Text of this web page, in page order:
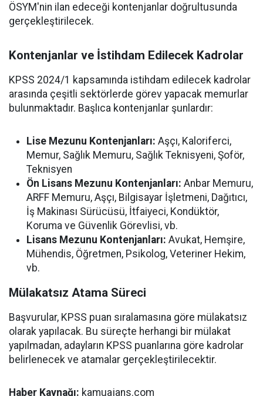
ÖSYM'nin ilan edeceği kontenjanlar doğrultusunda
gerçekleştirilecek.
Kontenjanlar ve İstihdam Edilecek Kadrolar
KPSS 2024/1 kapsamında istihdam edilecek kadrolar
arasında çeşitli sektörlerde görev yapacak memurlar
bulunmaktadır. Başlıca kontenjanlar şunlardır:
Lise Mezunu Kontenjanları: Aşçı, Kaloriferci,
Memur, Sağlık Memuru, Sağlık Teknisyeni, Şoför,
Teknisyen
Ön Lisans Mezunu Kontenjanları: Anbar Memuru,
ARFF Memuru, Aşçı, Bilgisayar İşletmeni, Dağıtıcı,
İş Makinası Sürücüsü, İtfaiyeci, Kondüktör,
Koruma ve Güvenlik Görevlisi, vb.
Lisans Mezunu Kontenjanları: Avukat, Hemşire,
Mühendis, Öğretmen, Psikolog, Veteriner Hekim,
vb.
Mülakatsız Atama Süreci
Başvurular, KPSS puan sıralamasına göre mülakatsız
olarak yapılacak. Bu süreçte herhangi bir mülakat
yapılmadan, adayların KPSS puanlarına göre kadrolar
belirlenecek ve atamalar gerçekleştirilecektir.
Haber Kaynağı: kamuajans.com